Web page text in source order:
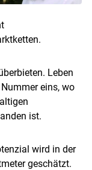
Leben
eins, wo
ist.
wird in der
geschätzt.